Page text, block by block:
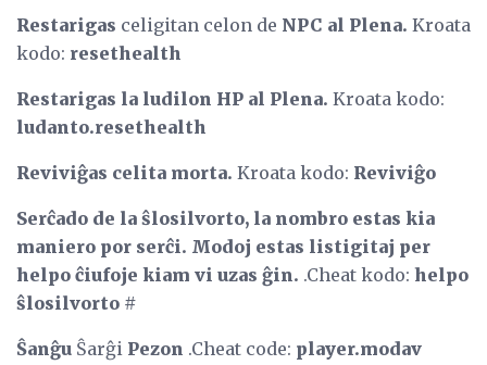
Restarigas celigitan celon de NPC al Plena. Kroata
kodo: resethealth
Restarigas la ludilon HP al Plena. Kroata kodo:
ludanto.resethealth
Reviviĝas celita morta. Kroata kodo: Reviviĝo
Serĉado de la ŝlosilvorto, la nombro estas kia
maniero por serĉi. Modoj estas listigitaj per
helpo ĉiufoje kiam vi uzas ĝin. .Cheat kodo: helpo
ŝlosilvorto #
Ŝanĝu Ŝarĝi Pezon .Cheat code: player.modav